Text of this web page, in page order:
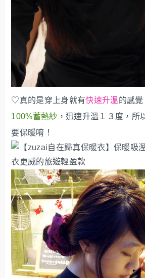
♡真的是穿上身就有快速升溫的感
100%蓄熱紗 ，迅速升溫１３度，所
要保暖唷！